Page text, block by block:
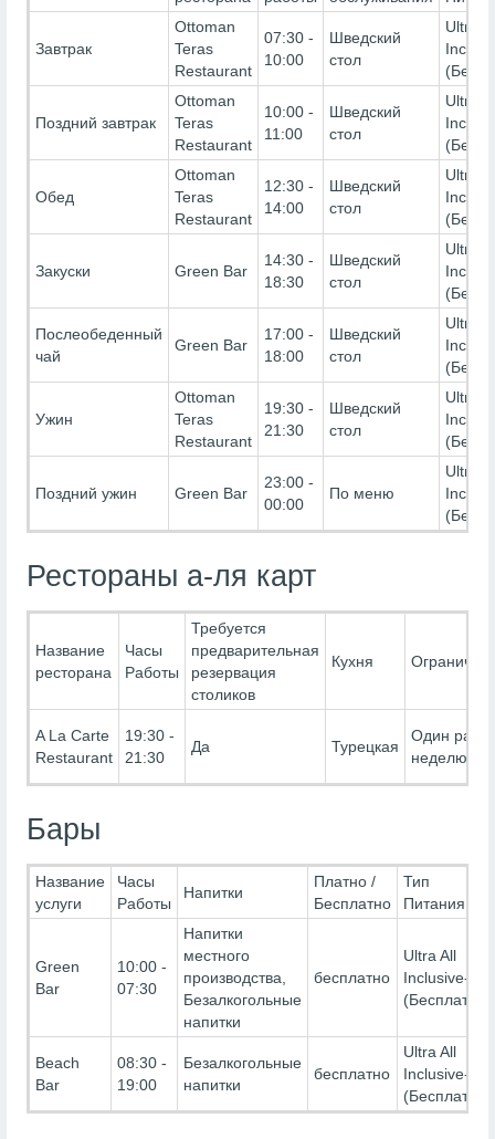
Завтрак
Ottoman
Teras
Restaurant
07:30 -
10:00
Шведский
стол
Ultra
Поздний завтрак
Ottoman
Teras
Restaurant
10:00 -
11:00
Шведский
стол
Ultra
Обед
Ottoman
Teras
Restaurant
12:30 -
14:00
Шведский
стол
Ultra
Закуски Green Bar
14:30 -
18:30
Шведский
стол
Ultra
Послеобеденный
чай
Green Bar
17:00 -
18:00
Шведский
стол
Ultra
Ужин
Ottoman
Teras
Restaurant
19:30 -
21:30
Шведский
стол
Ultra
Поздний ужин Green Bar
23:00 -
00:00
По меню
Ultra
Рестораны а-ля карт
Название
ресторана
Часы
Работы
Требуется
предварительная
резервация
столиков
Кухня
A La Carte
Restaurant
19:30 -
21:30
Да Турецкая
Один раз в
неделю
Бары
Название
услуги
Часы
Работы
Напитки
Платно /
Бесплатно
Тип
Питания
Green
Bar
10:00 -
07:30
Напитки
местного
производства,
Безалкогольные
напитки
бесплатно
Ultra All
Inclusive-
(Бесплатно)
Beach
Bar
08:30 -
19:00
Безалкогольные
напитки
бесплатно
Ultra All
Inclusive-
(Бесплатно)